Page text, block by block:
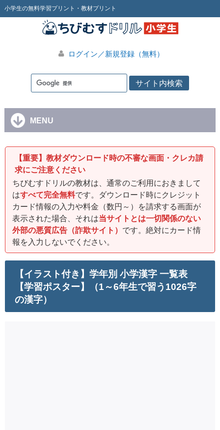
小学生の無料学習プリント・教材プリント
ログイン／新規登録（無料）
MENU
【重要】教材ダウンロード時の不審な画面・クレカ請
求にご注意ください
ちびむすドリルの教材は、通常のご利用におきまして
はすべて完全無料です。ダウンロード時にクレジット
カード情報の入力や料金（数円～）を請求する画面が
表示された場合、それは当サイトとは一切関係のない
外部の悪質広告（詐欺サイト） です。絶対にカード情
報を入力しないでください。
【イラスト付き】学年別 小学漢字 一覧表
【学習ポスター】（1～6年生で習う1026字
の漢字）